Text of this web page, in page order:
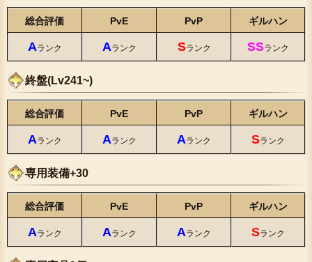
総合評価 PvE PvP ギルハン
Aランク Aランク Sランク SSランク
終盤(Lv241~)
総合評価 PvE PvP ギルハン
Aランク Aランク Aランク Sランク
専用装備+30
総合評価 PvE PvP ギルハン
Aランク Aランク Aランク Sランク